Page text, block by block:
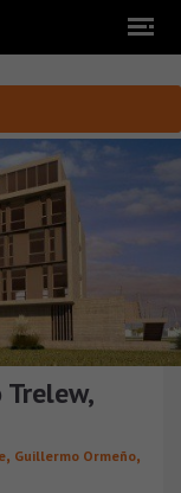
, Guillermo Ormeño,